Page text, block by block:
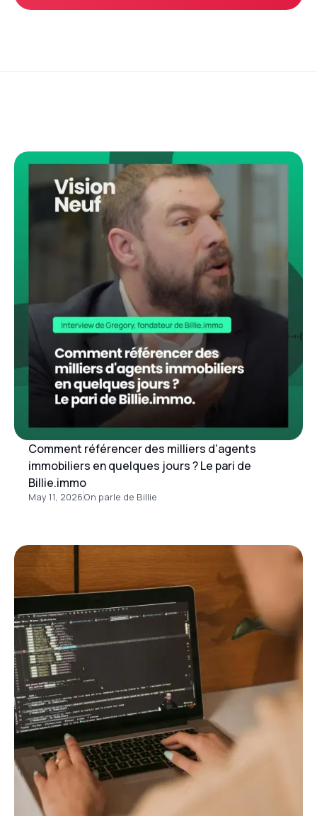
Comment référencer des milliers d'agents
immobiliers en quelques jours ? Le pari de
Billie.immo
May 11, 2026On parle de Billie